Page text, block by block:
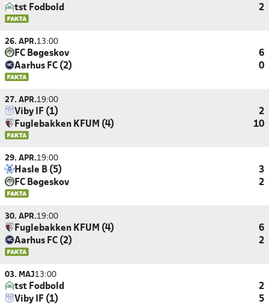
tst Fodbold
2
26. APR.13:00
FC Bøgeskov
6
Aarhus FC (2)
0
27. APR.19:00
Viby IF (1)
2
Fuglebakken KFUM (4)
10
29. APR.19:00
Hasle B (5)
3
FC Bøgeskov
2
30. APR.19:00
Fuglebakken KFUM (4)
6
Aarhus FC (2)
2
03. MAJ13:00
tst Fodbold
2
Viby IF (1)
5